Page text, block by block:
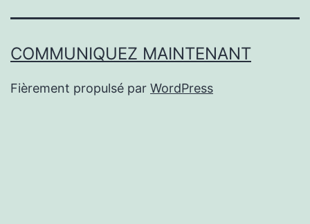
COMMUNIQUEZ MAINTENANT
Fièrement propulsé par WordPress